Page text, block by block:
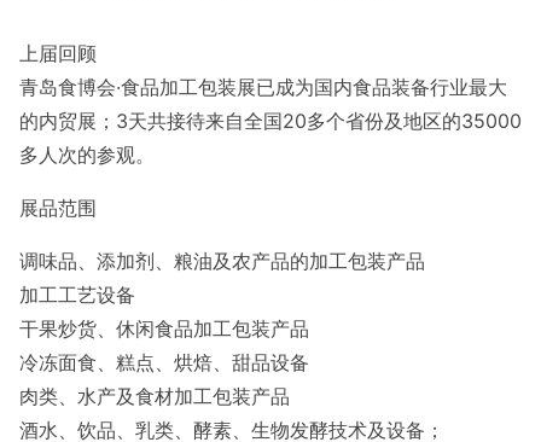
上届回顾
青岛食博会·食品加工包装展已成为国内食品装备行业最大
的内贸展；3天共接待来自全国20多个省份及地区的35000
多人次的参观。
展品范围
调味品、添加剂、粮油及农产品的加工包装产品
加工工艺设备
干果炒货、休闲食品加工包装产品
冷冻面食、糕点、烘焙、甜品设备
肉类、水产及食材加工包装产品
酒水、饮品、乳类、酵素、生物发酵技术及设备；